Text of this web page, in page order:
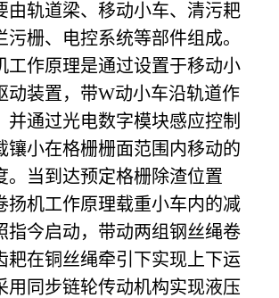
由轨道梁、移动小车、清污耙
污栅、电控系统等部件组成。
工作原理是通过设置于移动小
动装置，带W动小车沿轨道作
并通过光电数字模块感应控制
镶小在格栅栅面范围内移动的
。当到达预定格栅除渣位置
扬机工作原理载重小车内的减
指今启动，带动两组钢丝绳卷
耙在铜丝绳牵引下实现上下运
用同步链轮传动机构实现液压